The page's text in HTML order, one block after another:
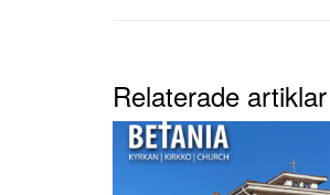
Relaterade artiklar